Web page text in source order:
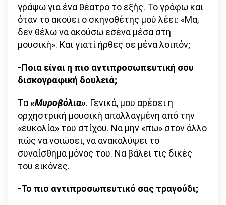
γράψω για ένα θέατρο το εξής. Το γράφω και
όταν το ακούει ο σκηνοθέτης μού λέει: «Μα,
δεν θέλω να ακούσω εσένα μέσα στη
μουσική». Και γιατί ήρθες σε μένα λοιπόν;
-Ποια είναι η πιο αντιπροσωπευτική σου
δισκογραφική δουλειά;
Τα«Μυροβόλια». Γενικά, μου αρέσει η
ορχηστρική μουσική απαλλαγμένη από την
«ευκολία» του στίχου. Να μην «πω» στον άλλο
πώς να νοιώσει, να ανακαλύψει το
συναίσθημα μόνος του. Να βάλει τις δικές
του εικόνες.
-Το πιο αντιπροσωπευτικό σας τραγούδι;